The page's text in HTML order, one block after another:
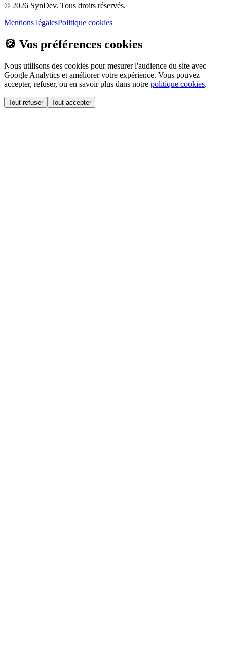
© 2026 SynDev. Tous droits réservés.
Mentions légalesPolitique cookies
🍪 Vos préférences cookies
Nous utilisons des cookies pour mesurer l'audience du site avec
Google Analytics et améliorer votre expérience. Vous pouvez
accepter, refuser, ou en savoir plus dans notre politique cookies.
Tout refuser Tout accepter